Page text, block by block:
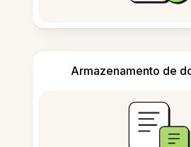
Armazenamento de